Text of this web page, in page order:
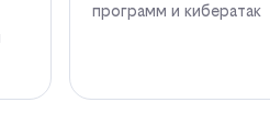
программ и кибератак